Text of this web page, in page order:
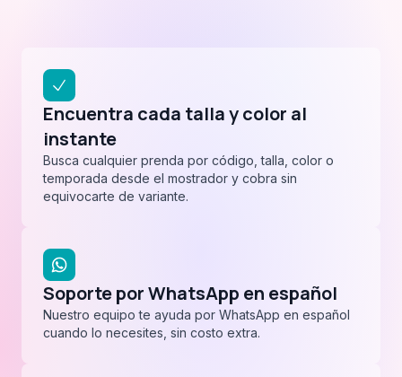
Encuentra cada talla y color al
instante
Busca cualquier prenda por código, talla, color o
temporada desde el mostrador y cobra sin
equivocarte de variante.
Soporte por WhatsApp en español
Nuestro equipo te ayuda por WhatsApp en español
cuando lo necesites, sin costo extra.